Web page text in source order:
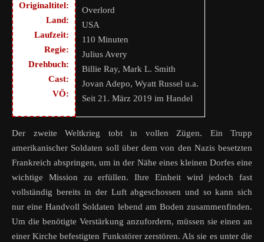
Originaltitel:
Land:
Laufzeit:
Regie:
Drehbuch:
Cast:
VÖ:
Overlord
USA
110 Minuten
Julius Avery
Billie Ray, Mark L. Smith
Jovan Adepo, Wyatt Russel u.a.
Seit 21. März 2019 im Handel
Der zweite Weltkrieg tobt in vollen Zügen. Ein Trupp
amerikanischer Soldaten soll über dem von den Nazis besetzten
Frankreich abspringen, um in der Nähe eines kleinen Dorfes eine
wichtige Mission zu erfüllen. Ihre Einheit wird jedoch fast
vollständig bereits in der Luft abgeschossen und so kann sich
nur eine Handvoll Soldaten lebend am Boden zusammenfinden.
Um die benötigte Verstärkung anzufordern, müssen sie einen an
einer Kirche befestigten Funkstörer zerstören. Als sie es unter die